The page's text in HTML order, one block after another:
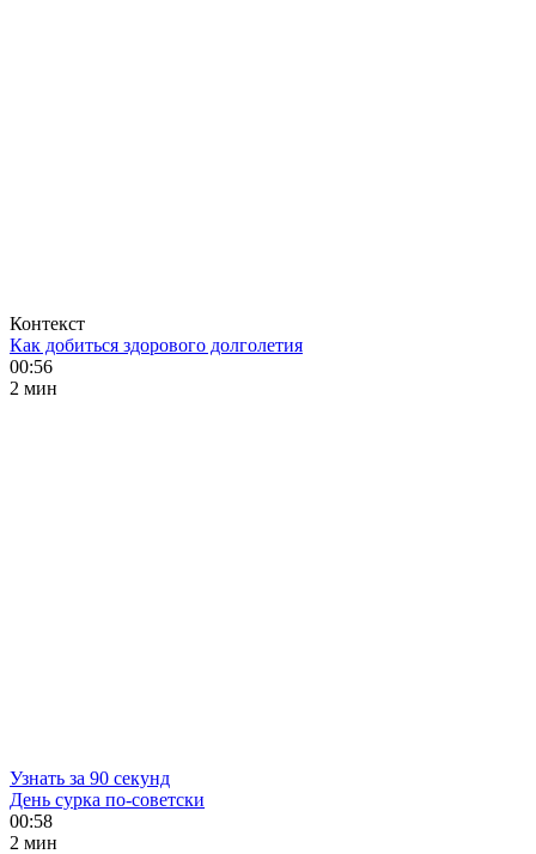
Контекст
Как добиться здорового долголетия
00:56
2 мин
Узнать за 90 секунд
День сурка по-советски
00:58
2 мин